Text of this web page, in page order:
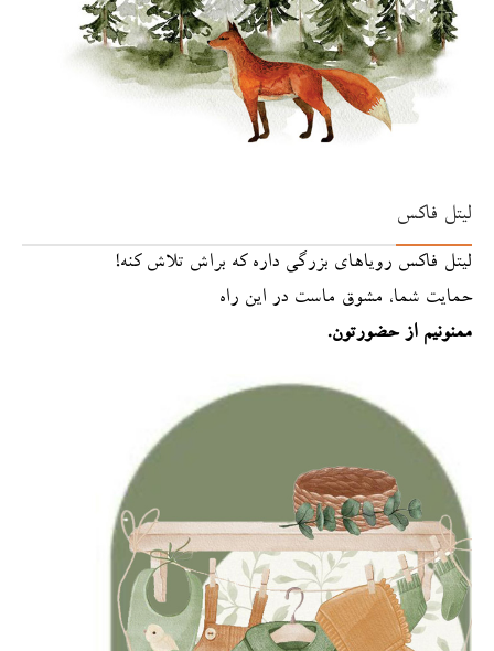
لیتل فاکس
لیتل فاکس رویاهای بزرگی داره که براش تلاش کنه!
حمایت شما، مشوق ماست در این راه
ممنونیم از حضورتون.